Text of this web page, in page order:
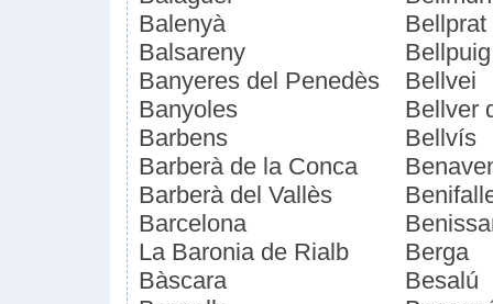
Balenyà
Balsareny
Banyeres del Penedès
Banyoles
Barbens
Barberà de la Conca
Barberà del Vallès
Barcelona
La Baronia de Rialb
Bàscara
Bellprat
Bellpuig
Bellvei
Bellver
Bellvís
Berga
Besalú